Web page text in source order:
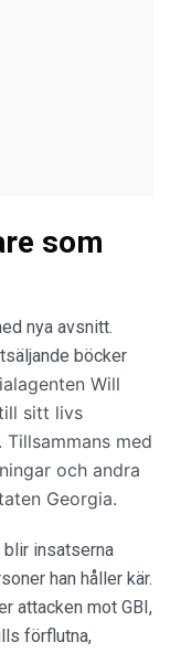
som
nya avsnitt.
böcker
Will
sitt livs
med
och andra
Georgia.
insatserna
han håller kär.
attacken mot GBI,
förflutna,